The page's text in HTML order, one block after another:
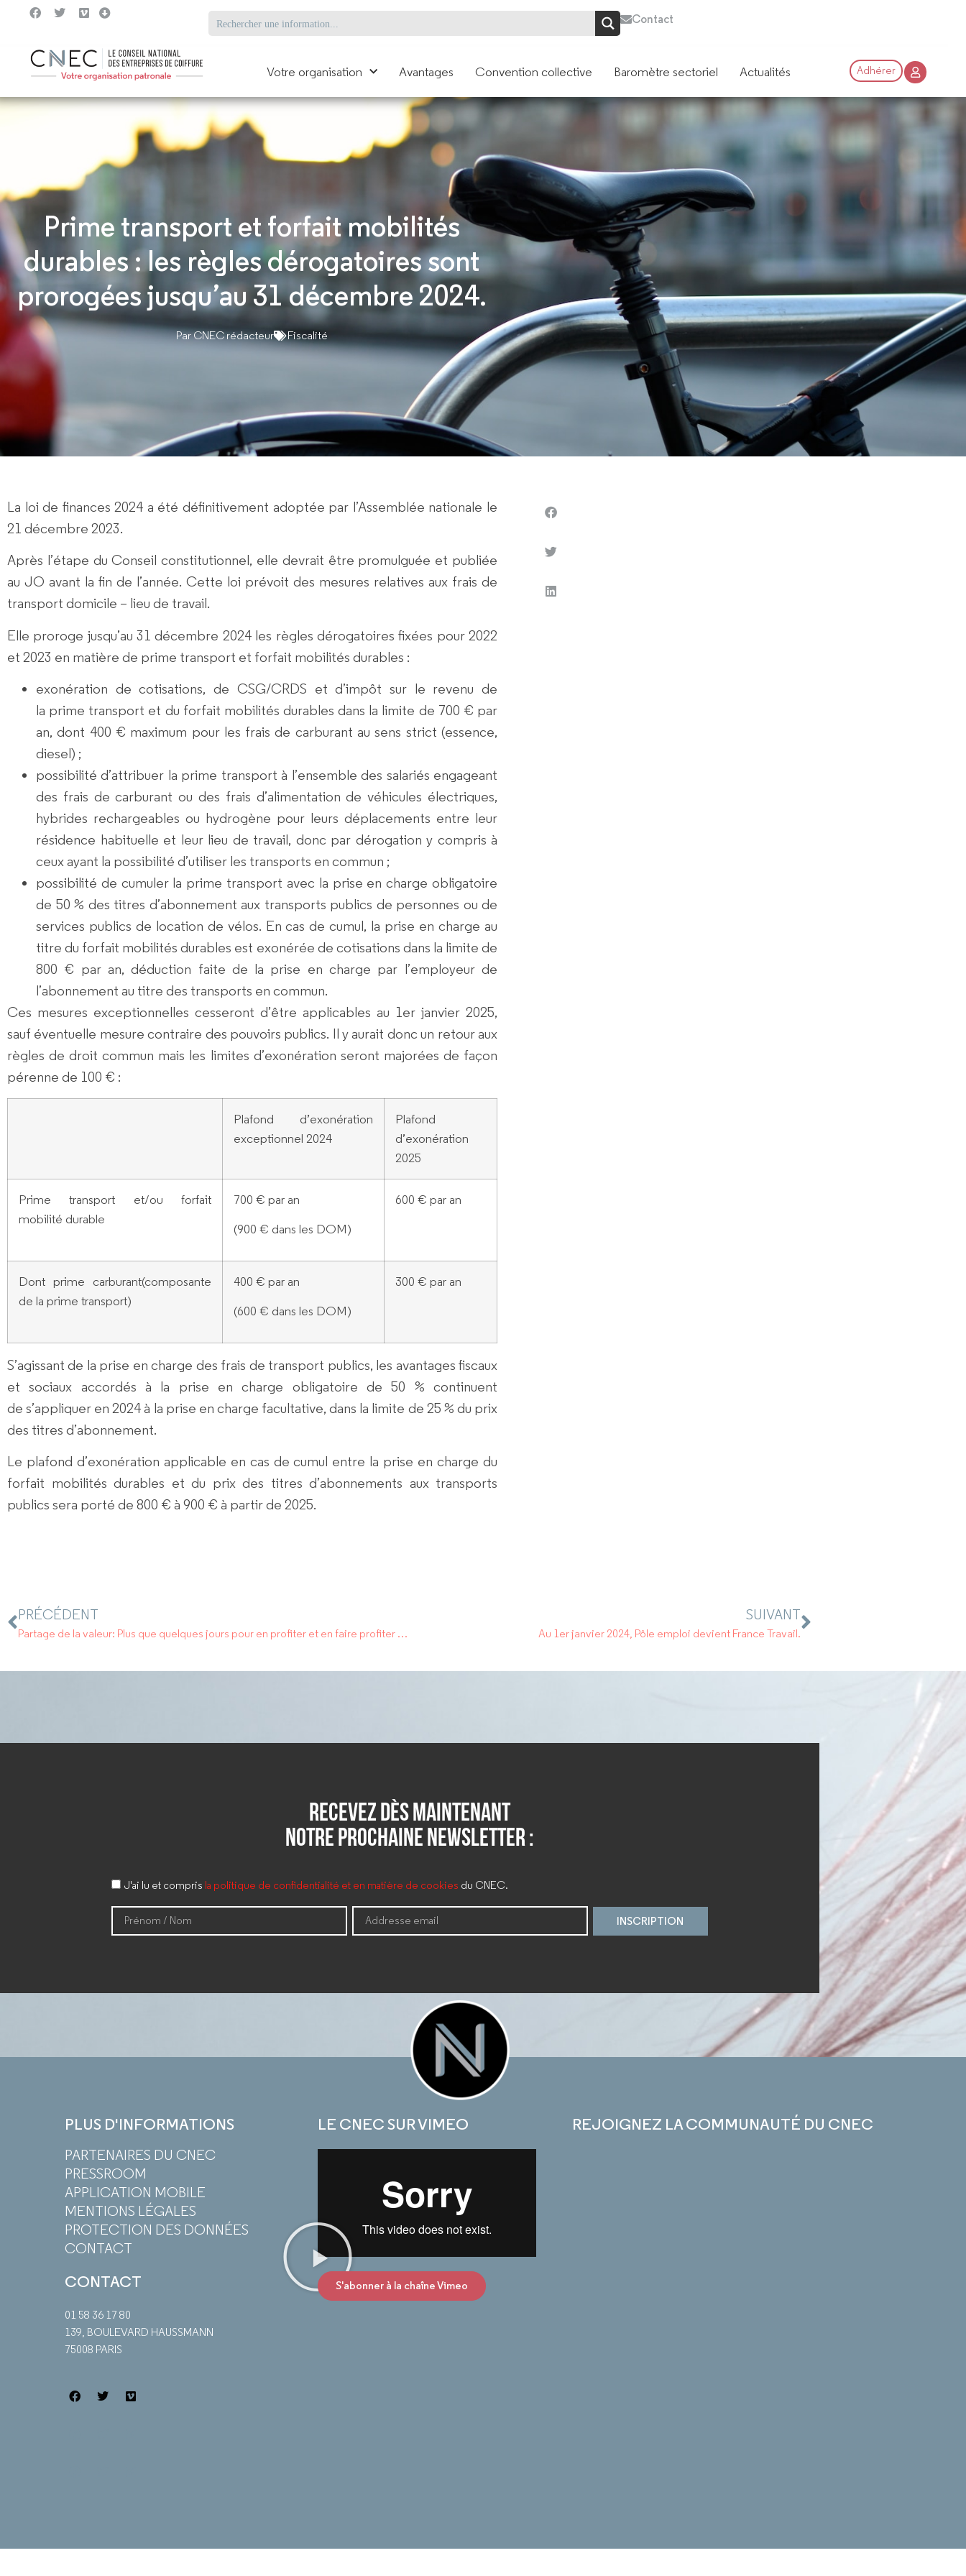
Contact
Votre organisation Avantages Convention collective Baromètre sectoriel Actualités Adhérer
Prime transport et forfait mobilités
durables : les règles dérogatoires sont
prorogées jusqu’au 31 décembre 2024.
ParCNEC rédacteur Fiscalité
La loi de finances 2024 a été définitivement adoptée par l’Assemblée nationale le
21 décembre 2023.
Après l’étape du Conseil constitutionnel, elle devrait être promulguée et publiée
au JO avant la fin de l’année. Cette loi prévoit des mesures relatives aux frais de
transport domicile – lieu de travail.
Elle proroge jusqu’au 31 décembre 2024 les règles dérogatoires fixées pour 2022
et 2023 en matière de prime transport et forfait mobilités durables :
exonération de cotisations, de CSG/CRDS et d’impôt sur le revenu de
la prime transport et du forfait mobilités durables dans la limite de 700 € par
an,dont 400 € maximum pour les frais de carburant au sens strict (essence,
diesel) ;
possibilité d’attribuer la prime transport à l’ensemble des salariés engageant
des frais de carburant ou des frais d’alimentation de véhicules électriques,
hybrides rechargeables ou hydrogène pour leurs déplacements entre leur
résidence habituelle et leur lieu de travail, donc par dérogation y compris à
ceux ayant la possibilité d’utiliser les transports en commun ;
possibilité de cumuler la prime transport avec la prise en charge obligatoire
de 50 % des titres d’abonnement aux transports publics de personnes ou de
services publics de location de vélos. En cas de cumul, la prise en charge au
titre du forfait mobilités durables est exonérée de cotisations dans la limite de
800 € par an, déduction faite de la prise en charge par l’employeur de
l’abonnement au titre des transports en commun.
Ces mesures exceptionnelles cesseront d’être applicables au 1er janvier 2025,
sauf éventuelle mesure contraire des pouvoirs publics. Il y aurait donc un retour aux
règles de droit commun mais les limites d’exonération seront majorées de façon
pérenne de 100 € :
Plafond d’exonération
exceptionnel 2024
Plafond
d’exonération
2025
Prime transport et/ou forfait
mobilité durable
700 € par an
(900 € dans les DOM)
600 € par an
Dont prime carburant(composante
de la prime transport)
400 € par an
(600 € dans les DOM)
300 € par an
S’agissant de la prise en charge des frais de transport publics, les avantages fiscaux
et sociaux accordés à la prise en charge obligatoire de 50 % continuent
des’appliquer en 2024 à la prise en charge facultative, dans la limite de 25 % du prix
des titres d’abonnement.
Le plafond d’exonération applicable en cas de cumul entre la prise en charge du
forfait mobilités durables et du prix des titres d’abonnements aux transports
publics sera porté de 800 € à 900 € à partir de 2025.
PRÉCÉDENT
Partage de la valeur: Plus que quelques jours pour en profiter et en faire profiter vos salariés
SUIVANT
Au 1er janvier 2024, Pôle emploi devient France Travail.
Recevez dès maintenant
notre prochaine newsletter :
J'ai lu et compris la politique de confidentialité et en matière de cookies du CNEC.
INSCRIPTION
PLUS D'INFORMATIONS
PARTENAIRES DU CNEC
PRESSROOM
APPLICATION MOBILE
MENTIONS LÉGALES
PROTECTION DES DONNÉES
CONTACT
CONTACT
01 58 36 17 80
139, BOULEVARD HAUSSMANN
75008 PARIS
LE CNEC SUR VIMEO
S'abonner à la chaîne Vimeo
REJOIGNEZ LA COMMUNAUTÉ DU CNEC